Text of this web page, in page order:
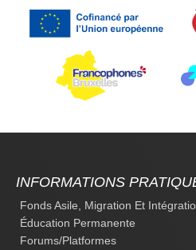
INFORMATIONS
Fonds Asile, Migration Et
Éducation Permanente
Forums/platformes